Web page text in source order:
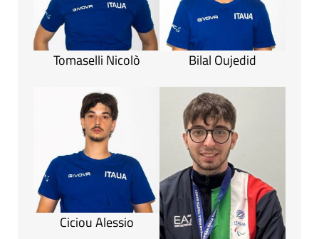
Tomaselli Nicolò Bilal Oujedid
Ciciou Alessio